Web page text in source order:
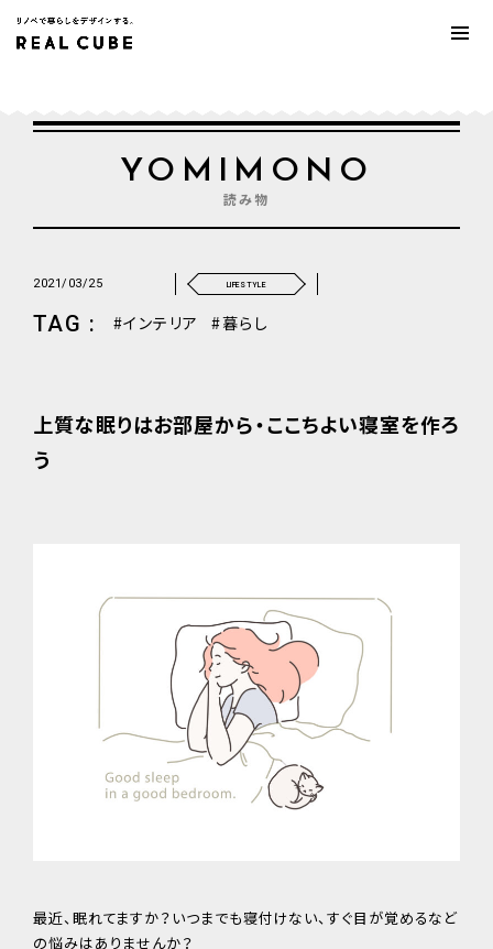
YOMIMONO
読み物
2021/03/25 LIFESTYLE
TAG : インテリア 暮らし
上質な眠りはお部屋から・ここちよい寝室を作ろ
う
最近、眠れてますか？いつまでも寝付けない、すぐ目が覚めるなど
の悩みはありませんか？